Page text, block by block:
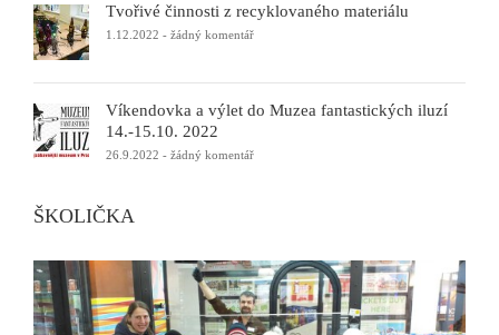
Tvořivé činnosti z recyklovaného materiálu
1.12.2022 - žádný komentář
Víkendovka a výlet do Muzea fantastických iluzí
14.-15.10. 2022
26.9.2022 - žádný komentář
ŠKOLIČKA